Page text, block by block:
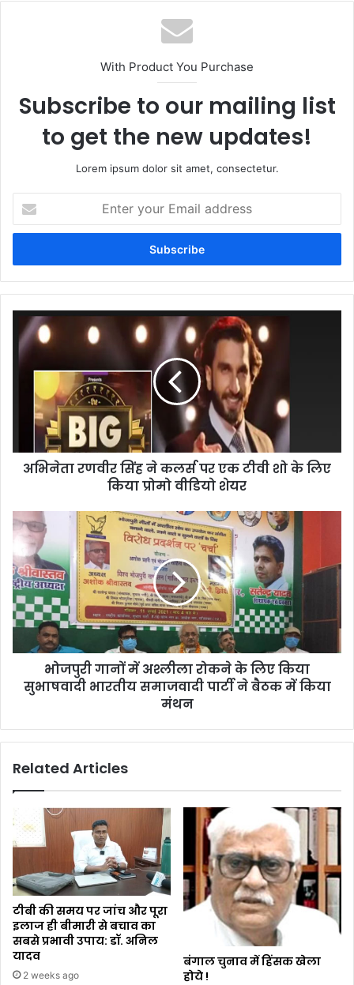
With Product You Purchase
Subscribe to our mailing list
to get the new updates!
Lorem ipsum dolor sit amet, consectetur.
your
Email
अभिनेता रणवीर सिंह ने कलर्स पर एक टीवी शो के लिए
किया प्रोमो वीडियो शेयर
भोजपुरी गानों में अश्लीला रोकने के लिए किया
सुभाषवादी भारतीय समाजवादी पार्टी ने बैठक में किया
मंथन
Related Articles
टीबी की समय पर जांच और पूरा
इलाज ही बीमारी से बचाव का
सबसे प्रभावी उपाय: डॉ. अनिल
यादव
2 weeks ago
बंगाल चुनाव में हिंसक खेला
होये !